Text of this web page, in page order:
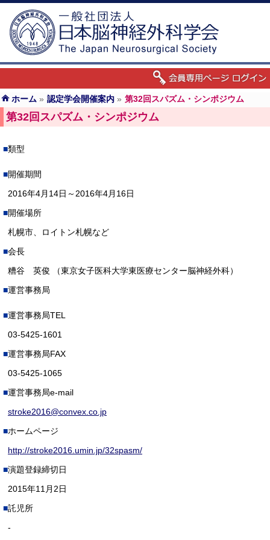
ホーム » 認定学会開催案内 » 第32回スパズム・シンポジウム
第32回スパズム・シンポジウム
類型
開催期間
2016年4月14日～2016年4月16日
開催場所
札幌市、ロイトン札幌など
会長
糟谷 英俊 （東京女子医科大学東医療センター脳神経外科）
運営事務局
運営事務局TEL
03-5425-1601
運営事務局FAX
03-5425-1065
運営事務局e-mail
stroke2016@convex.co.jp
ホームページ
http://stroke2016.umin.jp/32spasm/
演題登録締切日
2015年11月2日
託児所
-